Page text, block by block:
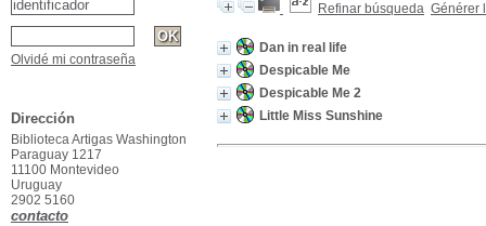
Refinar búsqueda Générer
Dan in real life
Despicable Me
Despicable Me 2
Little Miss Sunshine
Olvidé mi contraseña
Dirección
Biblioteca Artigas Washington
Paraguay 1217
11100 Montevideo
Uruguay
2902 5160
contacto